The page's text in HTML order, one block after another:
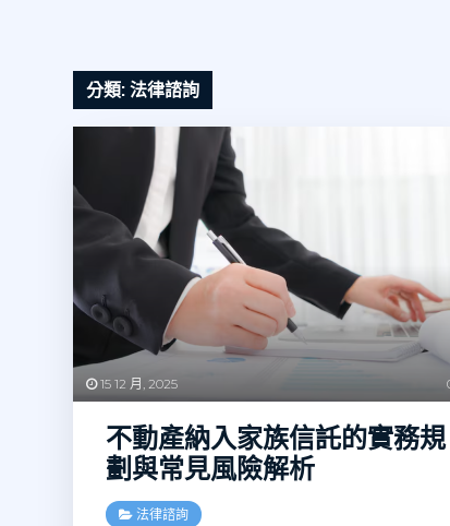
分類:法律諮詢
15 12 月, 2025
不動產納入家族信託的實務規
劃與常見風險解析
法律諮詢